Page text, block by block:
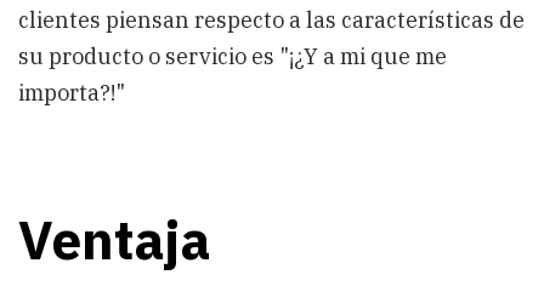
clientes piensan respecto a las características de
su producto o servicio es "¡¿Y a mi que me
importa?!"
Ventaja